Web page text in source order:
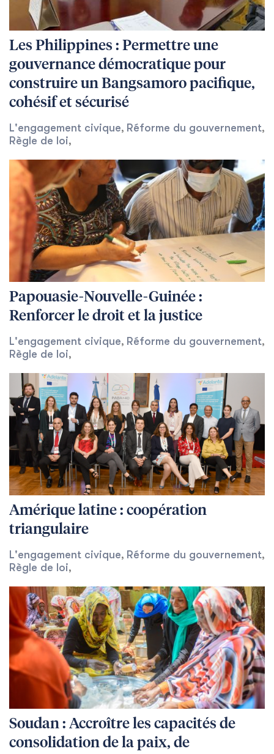
Les Philippines : Permettre une
gouvernance démocratique pour
construire un Bangsamoro pacifique,
cohésif et sécurisé
L'engagement civique, Réforme du gouvernement,
Règle de loi,
Papouasie-Nouvelle-Guinée :
Renforcer le droit et la justice
L'engagement civique, Réforme du gouvernement,
Règle de loi,
Amérique latine : coopération
triangulaire
L'engagement civique, Réforme du gouvernement,
Règle de loi,
Soudan : Accroître les capacités de
consolidation de la paix, de